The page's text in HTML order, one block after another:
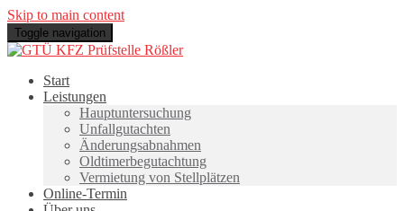
Skip to main content
Toggle navigation
Start
Leistungen
Hauptuntersuchung
Unfallgutachten
Änderungsabnahmen
Oldtimerbegutachtung
Vermietung von Stellplätzen
Online-Termin